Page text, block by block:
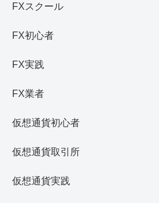
FXスクール
FX初心者
FX実践
FX業者
仮想通貨初心者
仮想通貨取引所
仮想通貨実践